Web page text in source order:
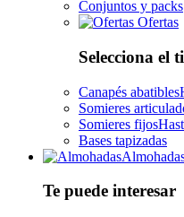
Conjuntos y packs
Ofertas
Selecciona el
Canapés abatibles
Somieres
Somieres fijos
Bases tapizadas
Te puede interesar